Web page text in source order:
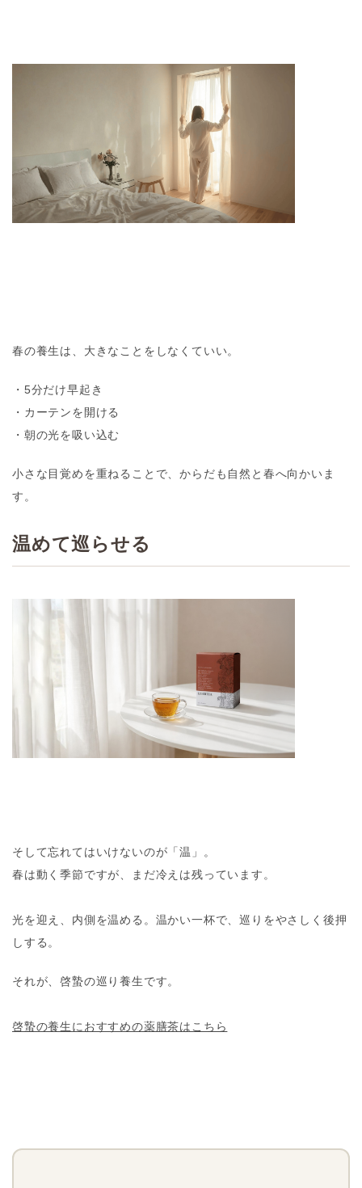
春の養生は、大きなことをしなくていい。
・5分だけ早起き
・カーテンを開ける
・朝の光を吸い込む
小さな目覚めを重ねることで、からだも自然と春へ向かいま
す。
温めて巡らせる
そして忘れてはいけないのが「温」。
春は動く季節ですが、まだ冷えは残っています。
光を迎え、内側を温める。温かい一杯で、巡りをやさしく後押
しする。
それが、啓蟄の巡り養生です。
啓蟄の養生におすすめの薬膳茶はこちら